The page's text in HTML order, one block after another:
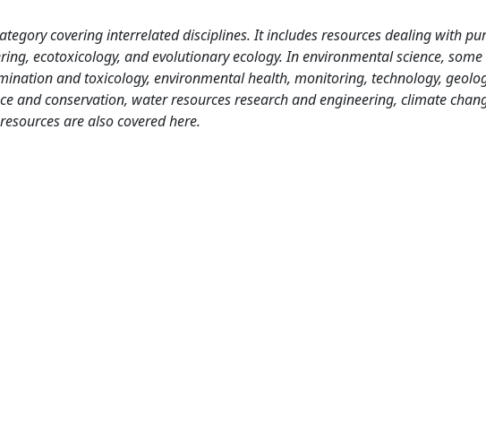
covering interrelated disciplines. It includes resources dealing with
ecotoxicology, and evolutionary ecology. In environmental science,
and toxicology, environmental health, monitoring, technology,
and conservation, water resources research and engineering, climate
are also covered here.